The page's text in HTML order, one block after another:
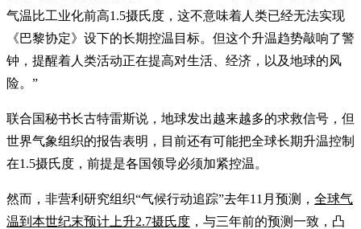
气温比工业化前高1.5摄氏度，这不意味着人类已经无法实现
《巴黎协定》设下的长期控温目标。但这个升温趋势敲响了警
钟，提醒着人类活动正在提高对生活、经济，以及地球的风
险。”
联合国秘书长古特雷斯说，地球发出越来越多的求救信号，但
世界气象组织的报告表明，目前还有可能把全球长期升温控制
在1.5摄氏度，前提是各国领导必须加紧控温。
然而，非营利研究组织“气候行动追踪”去年11月预测， 全球气
温到本世纪末预计上升2.7摄氏度 ，与三年前的预测一致，凸